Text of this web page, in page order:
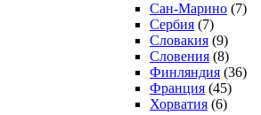
Сан-Марино (7)
Сербия (7)
Словакия (9)
Словения (8)
Финляндия (36)
Франция (45)
Хорватия (6)